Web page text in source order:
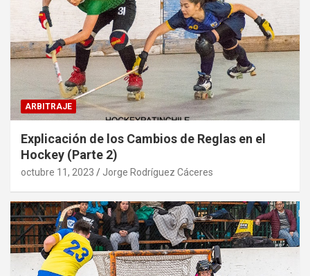
ARBITRAJE
Explicación de los Cambios de Reglas en el
Hockey (Parte 2)
octubre 11, 2023 Jorge Rodríguez Cáceres